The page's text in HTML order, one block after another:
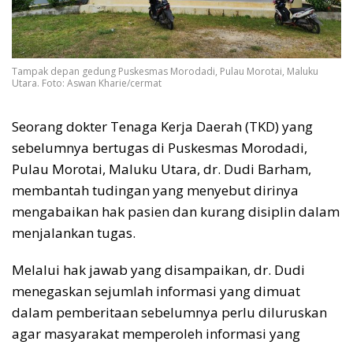
Tampak depan gedung Puskesmas Morodadi, Pulau Morotai, Maluku
Utara. Foto: Aswan Kharie/cermat
Seorang dokter Tenaga Kerja Daerah (TKD) yang
sebelumnya bertugas di Puskesmas Morodadi,
Pulau Morotai, Maluku Utara, dr. Dudi Barham,
membantah tudingan yang menyebut dirinya
mengabaikan hak pasien dan kurang disiplin dalam
menjalankan tugas.
Melalui hak jawab yang disampaikan, dr. Dudi
menegaskan sejumlah informasi yang dimuat
dalam pemberitaan sebelumnya perlu diluruskan
agar masyarakat memperoleh informasi yang